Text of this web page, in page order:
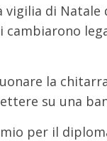
di Natale
la
su una
per il